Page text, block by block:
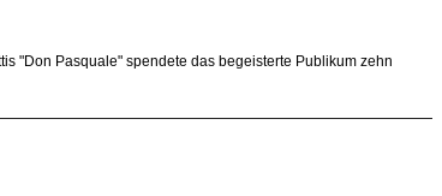
"Don Pasquale" spendete das begeisterte Publikum zehn